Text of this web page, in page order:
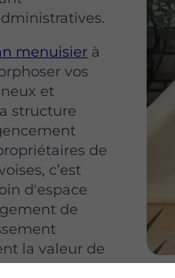
menuisier à
vos
et
structure
de
c’est
d'espace
de
la valeur de